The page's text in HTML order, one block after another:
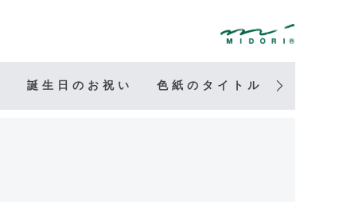
誕生日のお祝い 色紙のタイトル